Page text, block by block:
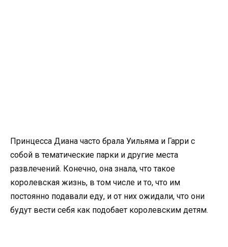
Принцесса Диана часто брала Уильяма и Гарри с
собой в тематические парки и другие места
развлечений. Конечно, она знала, что такое
королевская жизнь, в том числе и то, что им
постоянно подавали еду, и от них ожидали, что они
будут вести себя как подобает королевским детям.